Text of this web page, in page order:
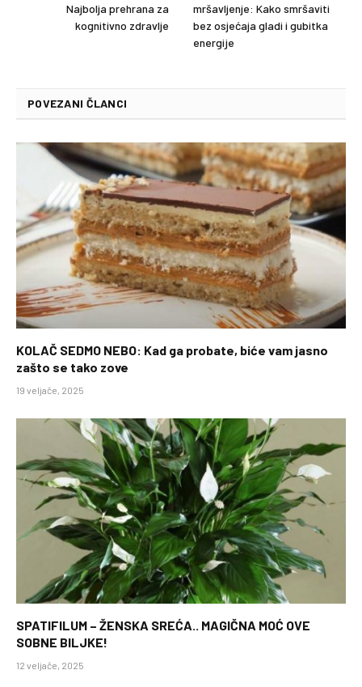
Najbolja prehrana za
kognitivno zdravlje
mršavljenje: Kako smršaviti
bez osjećaja gladi i gubitka
energije
POVEZANI ČLANCI
KOLAČ SEDMO NEBO: Kad ga probate, biće vam jasno
zašto se tako zove
19 veljače, 2025
SPATIFILUM – ŽENSKA SREĆA.. MAGIČNA MOĆ OVE
SOBNE BILJKE!
12 veljače, 2025